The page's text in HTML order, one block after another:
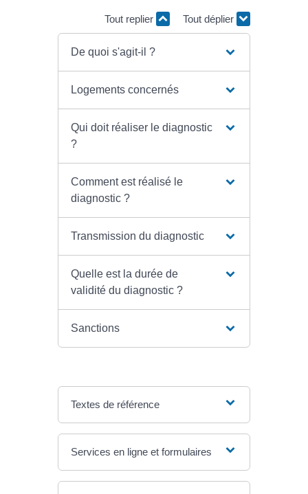
Tout replier Tout déplier
De quoi s'agit-il ?
Logements concernés
Qui doit réaliser le diagnostic
?
Comment est réalisé le
diagnostic ?
Transmission du diagnostic
Quelle est la durée de
validité du diagnostic ?
Sanctions
Textes de référence
Services en ligne et formulaires